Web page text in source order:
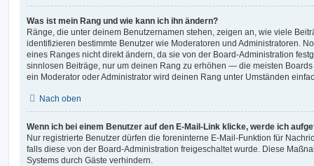
Was ist mein Rang und wie kann ich ihn ändern?
Ränge, die unter deinem Benutzernamen stehen, zeigen an, wie viele
identifizieren bestimmte Benutzer wie Moderatoren und Administratoren.
eines Ranges nicht direkt ändern, da sie von der Board-Administration
sinnlosen Beiträge, nur um deinen Rang zu erhöhen — die meisten
ein Moderator oder Administrator wird deinen Rang unter Umständen
Nach oben
Wenn ich bei einem Benutzer auf den E-Mail-Link klicke, werde ich
Nur registrierte Benutzer dürfen die foreninterne E-Mail-Funktion für
falls diese von der Board-Administration freigeschaltet wurde. Diese
Systems durch Gäste verhindern.